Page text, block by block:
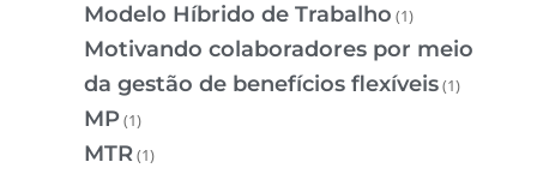
Modelo Híbrido de Trabalho (1)
Motivando colaboradores por meio
da gestão de benefícios flexíveis(1)
MP(1)
MTR(1)